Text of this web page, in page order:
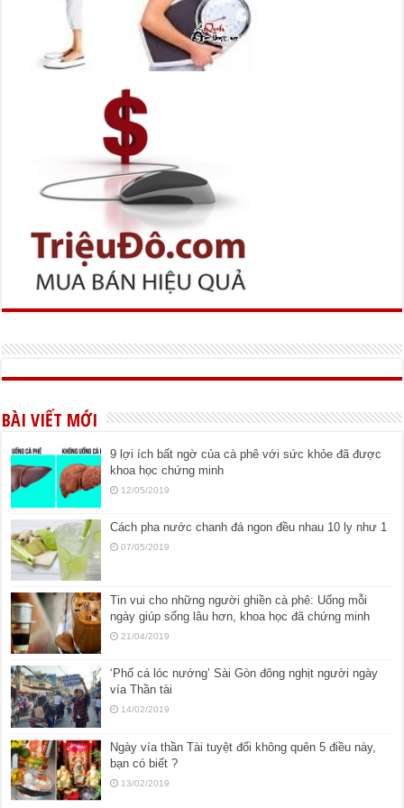
BÀI VIẾT MỚI
9 lợi ích bất ngờ của cà phê với sức khỏe đã được
khoa học chứng minh
12/05/2019
Cách pha nước chanh đá ngon đều nhau 10 ly như 1
07/05/2019
Tin vui cho những người ghiền cà phê: Uống mỗi
ngày giúp sống lâu hơn, khoa học đã chứng minh
21/04/2019
‘Phố cá lóc nướng’ Sài Gòn đông nghịt người ngày
vía Thần tài
14/02/2019
Ngày vía thần Tài tuyệt đối không quên 5 điều này,
bạn có biết ?
13/02/2019